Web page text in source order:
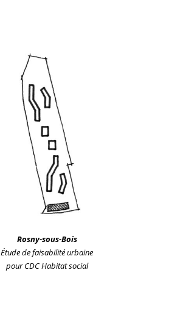
Rosny-sous-Bois
Étude de faisabilité urbaine
pour CDC Habitat social